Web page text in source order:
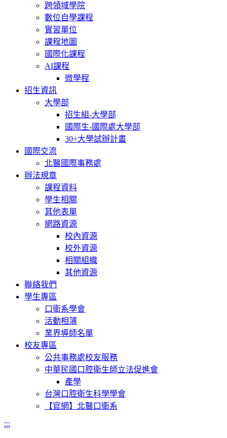
跨領域學院
數位自學課程
實習單位
課程地圖
國際化課程
AI課程
微學程
招生資訊
大學部
招生組-大學部
國際生-國際處大學部
30+大學試辦計畫
國際交流
北醫國際事務處
辦法規章
課程資料
學生相關
其他表單
網路資源
校內資源
校外資源
相關組織
其他資源
聯絡我們
學生專區
口衛系學會
活動相簿
業界導師名單
校友專區
公共事務處校友服務
中華民國口腔衛生師立法促進會
產學
台灣口腔衛生科學學會
【官網】北醫口衛系
:::